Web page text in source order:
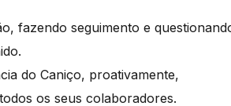
fazendo seguimento e
do Caniço, proativamente,
os seus colaboradores.